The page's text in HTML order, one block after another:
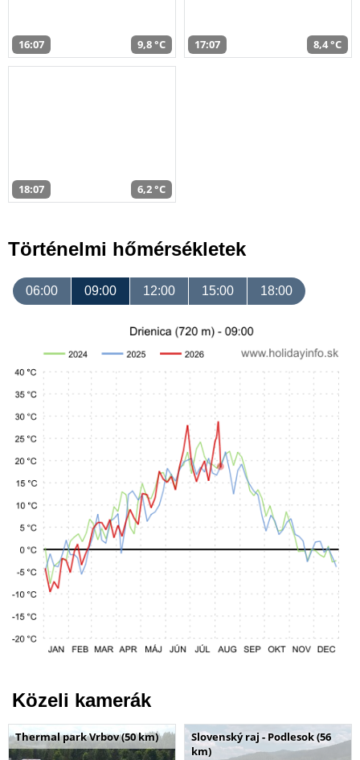
16:07 9,8 °C 17:07 8,4 °C
18:07 6,2 °C
Történelmi hőmérsékletek
06:00 09:00 12:00 15:00 18:00
Közeli kamerák
Thermal park Vrbov (50 km)
Slovenský raj - Podlesok (56
km)